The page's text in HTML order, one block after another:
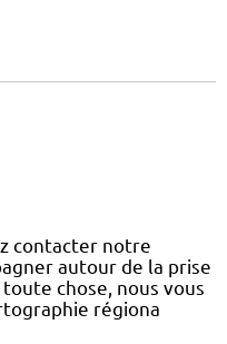
contacter notre
autour de la prise
chose, nous vous
régiona